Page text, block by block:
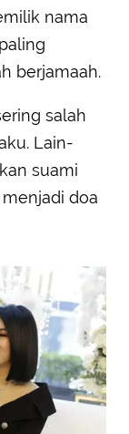
nama
berjamaah.
salah
Lain-
suami
doa